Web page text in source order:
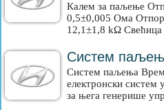
Калем за паљење
0,5±0,005 Ома Отпор
12,1±1,8 kΩ
Систем
Систем паљења
електронски систем
за њега генерише